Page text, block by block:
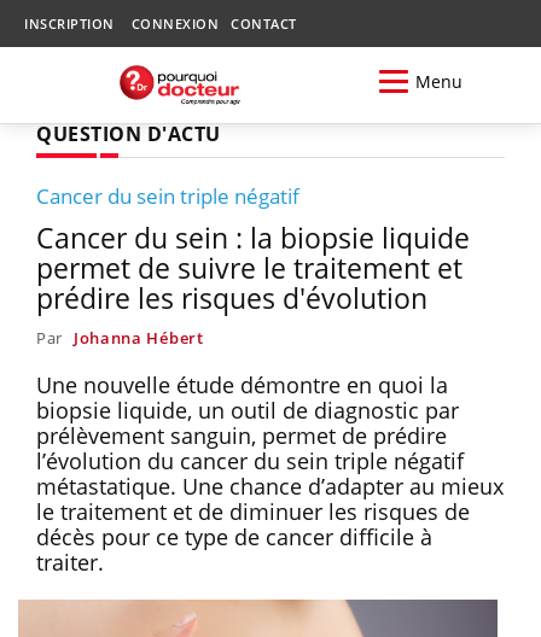
INSCRIPTION CONNEXION CONTACT
Menu
QUESTION D'ACTU
Cancer du sein triple négatif
Cancer du sein : la biopsie liquide
permet de suivre le traitement et
prédire les risques d'évolution
Par Johanna Hébert
Une nouvelle étude démontre en quoi la
biopsie liquide, un outil de diagnostic par
prélèvement sanguin, permet de prédire
l’évolution du cancer du sein triple négatif
métastatique. Une chance d’adapter au mieux
le traitement et de diminuer les risques de
décès pour ce type de cancer difficile à
traiter.